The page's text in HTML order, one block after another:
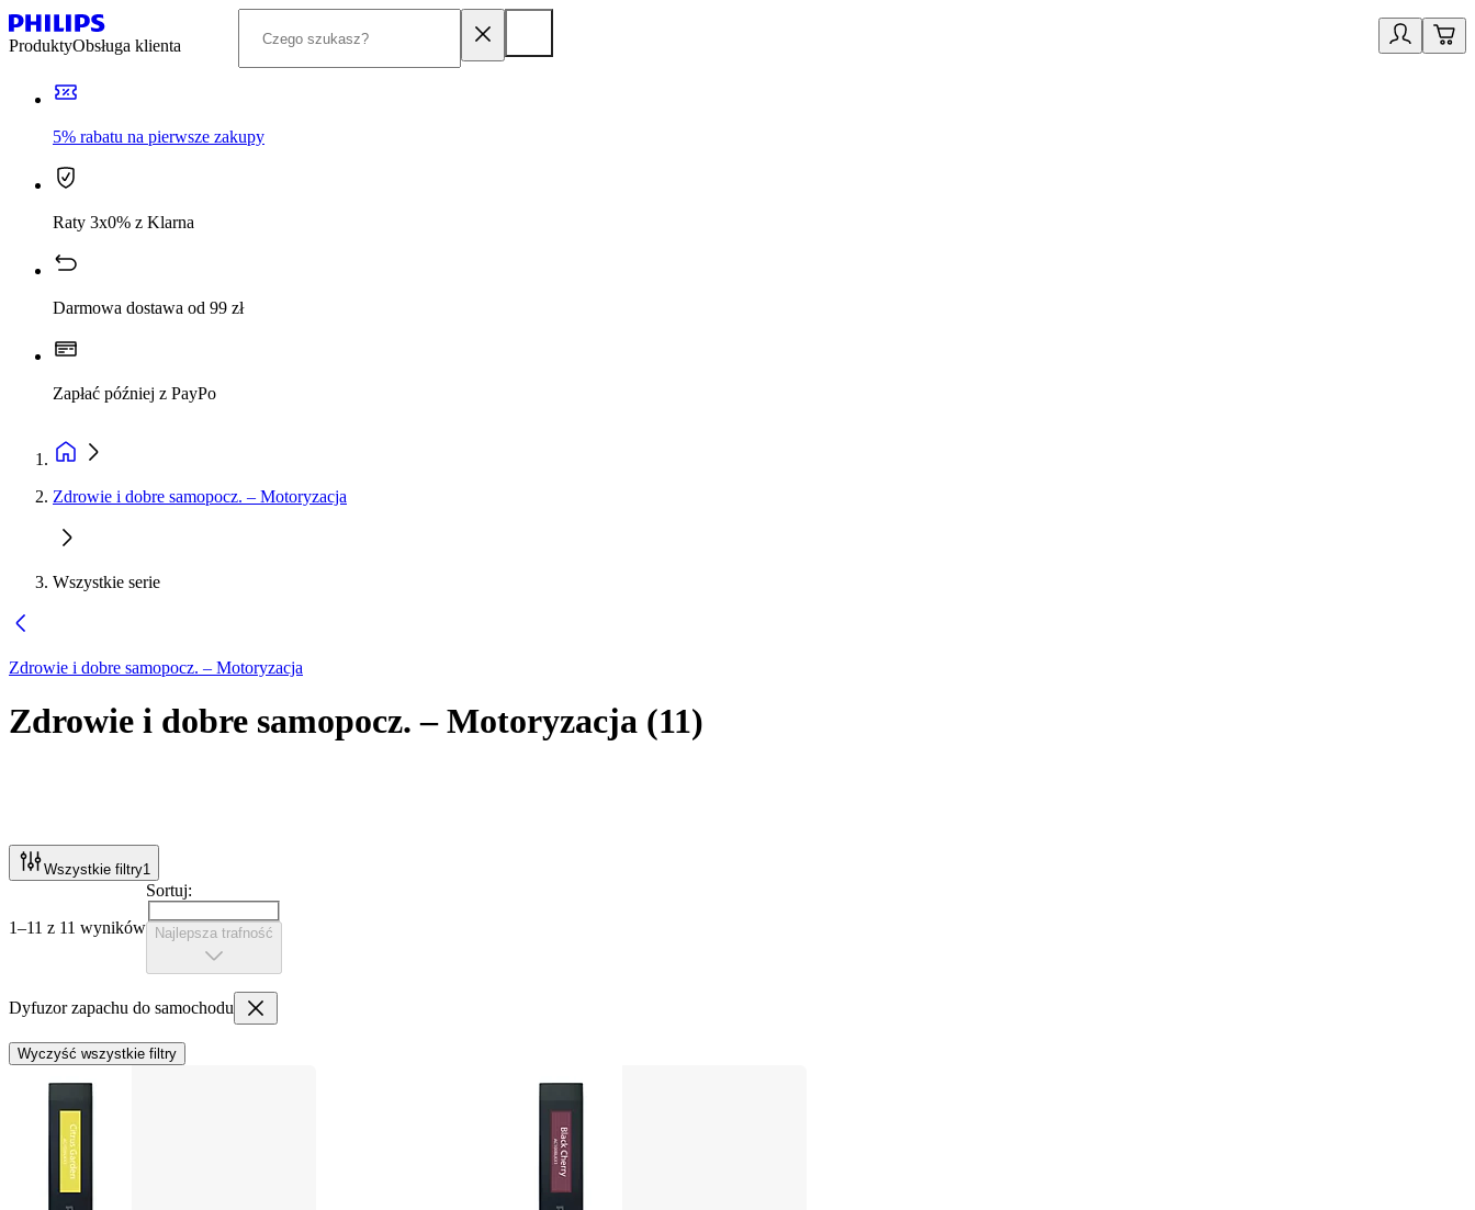
ProduktyObsługa klienta
5% rabatu na pierwsze zakupy
Raty 3x0% z Klarna
Darmowa dostawa od 99 zł
Zapłać później z PayPo
Zdrowie i dobre samopocz. – Motoryzacja
Wszystkie serie
Zdrowie i dobre samopocz. – Motoryzacja
Zdrowie i dobre samopocz. – Motoryzacja (11)
Wszystkie filtry1
1–11 z 11 wyników
Sortuj:
Najlepsza trafność
Dyfuzor zapachu do samochodu
Wyczyść wszystkie filtry